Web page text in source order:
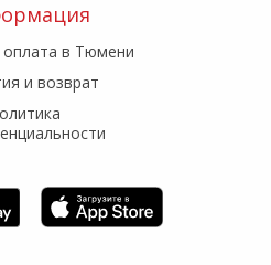
оплата в Тюмени
и возврат